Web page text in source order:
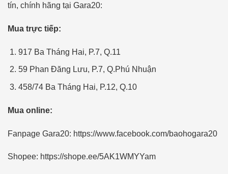
tín, chính hãng tại Gara20:
Mua trực tiếp:
917 Ba Tháng Hai, P.7, Q.11
59 Phan Đăng Lưu, P.7, Q.Phú Nhuận
458/74 Ba Tháng Hai, P.12, Q.10
Mua online:
Fanpage Gara20: https://www.facebook.com/baohogara20
Shopee: https://shope.ee/5AK1WMYYam